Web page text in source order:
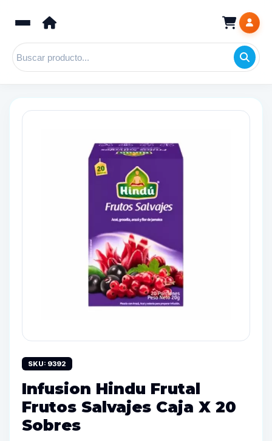
SKU: 9392
Infusion Hindu Frutal
Frutos Salvajes Caja X 20
Sobres